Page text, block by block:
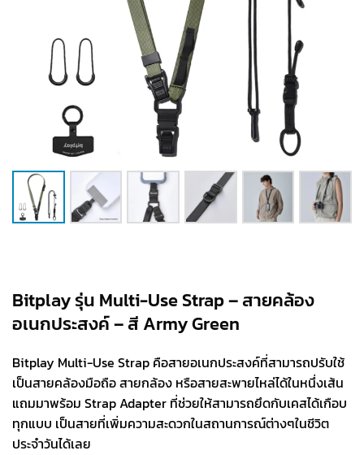
Bitplay รุ่น Multi-Use Strap – สายคล้อง
อเนกประสงค์ – สี Army Green
Bitplay Multi-Use Strap คือสายอเนกประสงค์ที่สามารถปรับใช้
เป็นสายคล้องมือถือ สายกล้อง หรือสายสะพายไหล่ได้ในหนึ่งเส้น
แถมมาพร้อม Strap Adapter ที่ช่วยให้สามารถยึดกับเคสได้เกือบ
ทุกแบบ เป็นสายที่เพิ่มความสะดวกในสถานการณ์ต่างๆในชีวิต
ประจำวันได้เลย